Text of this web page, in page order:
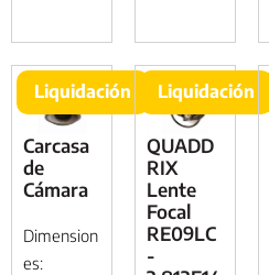
Carcasa
de
Cámara
Dimension
es:
Liquidación
QUADD
RIX
Lente
Focal
RE09LC
-
Liquidación